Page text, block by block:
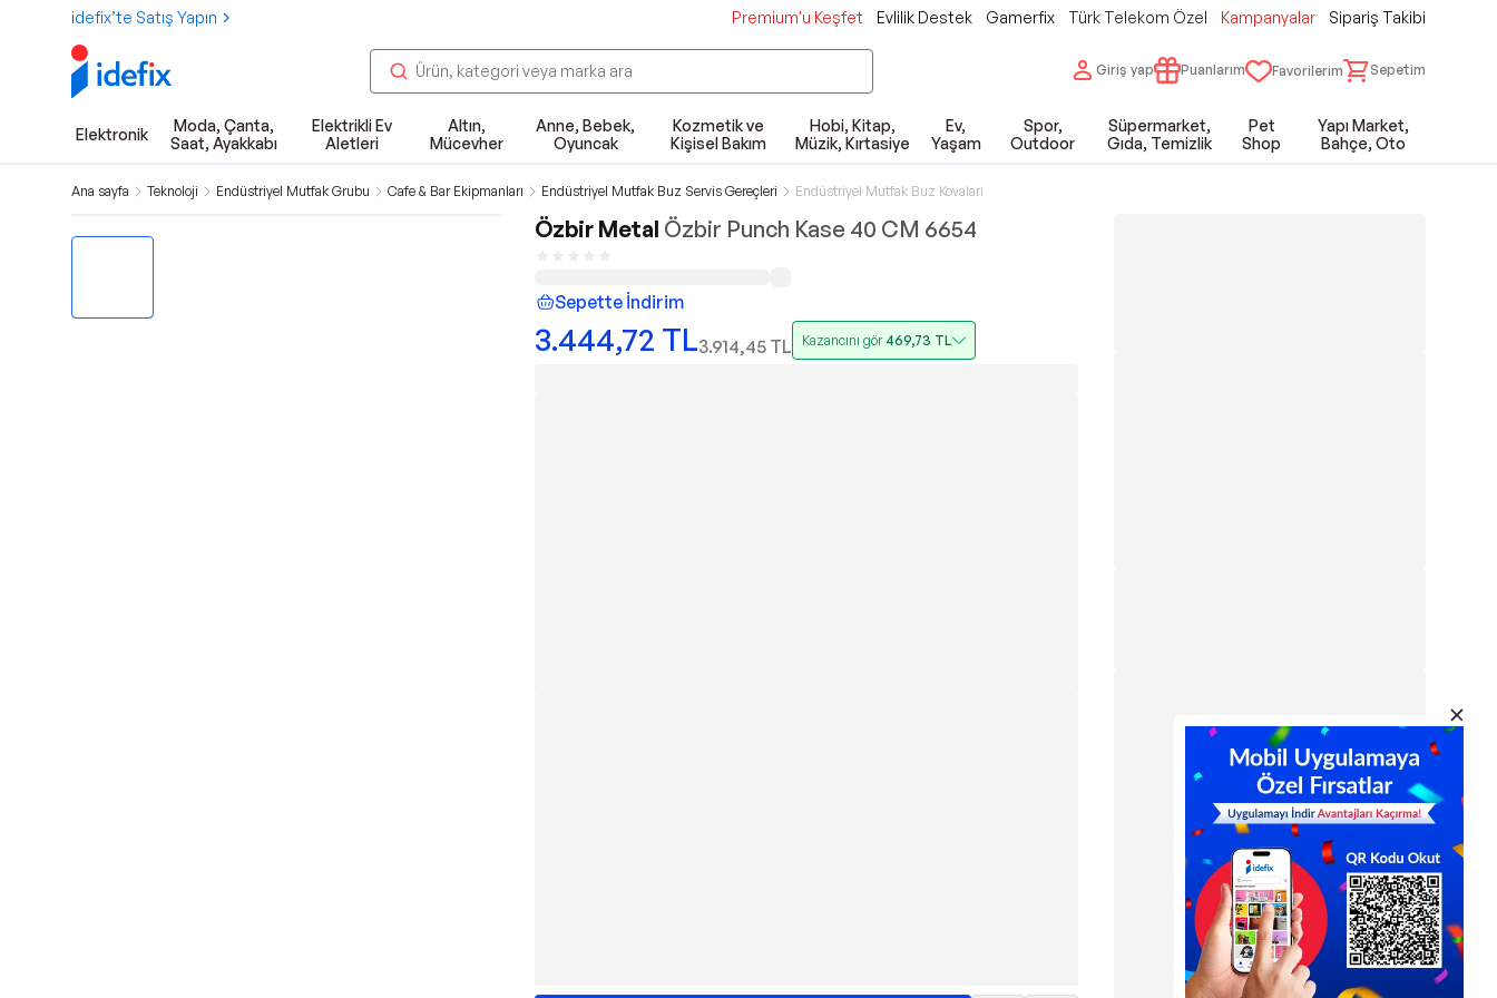
idefix’te Satış Yapın Premium'u Keşfet Evlilik Destek Gamerfix Türk Telekom Özel Kampanyalar Sipariş Takibi
Giriş yap Puanlarım Favorilerim Sepetim
Elektronik
Moda, Çanta,
Saat, Ayakkabı
Elektrikli Ev
Aletleri
Altın,
Mücevher
Anne, Bebek,
Oyuncak
Kozmetik ve
Kişisel Bakım
Hobi, Kitap,
Müzik, Kırtasiye
Ev,
Yaşam
Spor,
Outdoor
Süpermarket,
Gıda, Temizlik
Pet
Shop
Yapı Market,
Bahçe, Oto
Ana sayfa Teknoloji Endüstriyel Mutfak Grubu Cafe & Bar Ekipmanları Endüstriyel Mutfak Buz Servis Gereçleri Endüstriyel Mutfak Buz Kovaları
Özbir Metal Özbir Punch Kase 40 CM 6654
Sepette İndirim
3.444,72 TL3.914,45 TL Kazancını gör 469,73 TL